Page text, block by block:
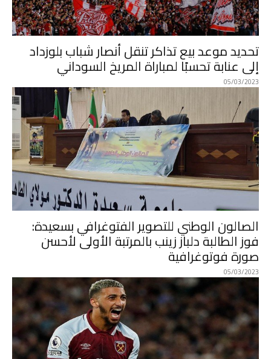
تحديد موعد بيع تذاكر تنقل أنصار شباب بلوزداد
إلى عنابة تحسبًا لمباراة المريخ السوداني
05/03/2023
الصالون الوطني للتصوير الفتوغرافي بسعيدة:
فوز الطالبة دلباز زينب بالمرتبة الأولى لأحسن
صورة فوتوغرافية
05/03/2023